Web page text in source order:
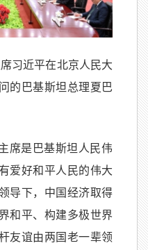
习近平在北京人民大
的巴基斯坦总理夏巴
席是巴基斯坦人民伟
爱好和平人民的伟大
导下，中国经济取得
和平、构建多极世界
友谊由两国老一辈领